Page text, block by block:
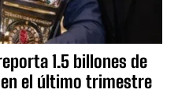
1.5 billones de
el último trimestre